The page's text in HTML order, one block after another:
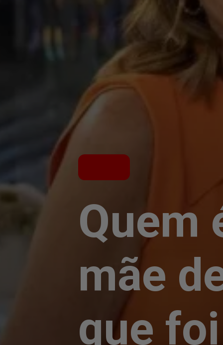
Quem
mãe
que